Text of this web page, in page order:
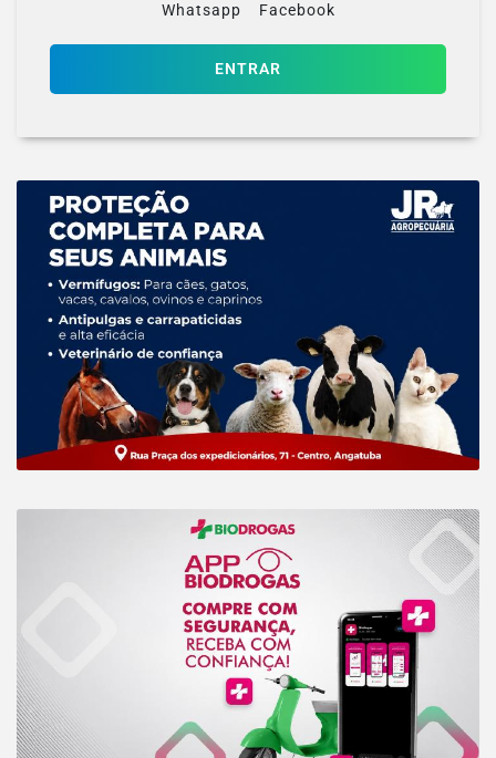
Whatsapp Facebook
ENTRAR